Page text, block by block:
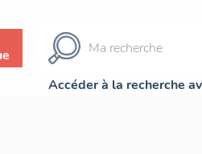
Accéder à la recherche